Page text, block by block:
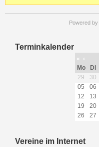
Powered by
Terminkalender
« ‹
Mo
Di
29
30
05
06
12
13
19
20
26
27
Vereine im Internet